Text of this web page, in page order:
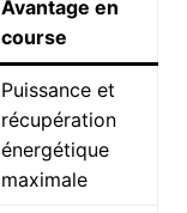
Avantage en
course
Puissance et
récupération
énergétique
maximale